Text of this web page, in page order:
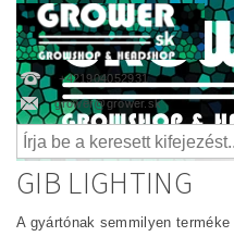
+421904052931
grower@grower.sk
GIB LIGHTING
A gyártónak semmilyen terméke